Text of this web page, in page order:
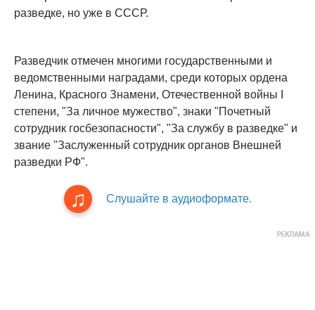
разведке, но уже в СССР.
Разведчик отмечен многими государственными и
ведомственными наградами, среди которых ордена
Ленина, Красного Знамени, Отечественной войны I
степени, "За личное мужество", знаки "Почетный
сотрудник госбезопасности", "За службу в разведке" и
звание "Заслуженный сотрудник органов Внешней
разведки РФ".
Слушайте в аудиоформате.